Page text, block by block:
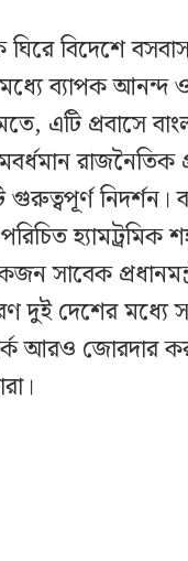
বিদেশে
ব্যাপক আনন্দ
এটি প্রবাসে
রাজনৈতিক
নিদর্শন।
হ্যামট্রমিক
সাবেক
দুই দেশের মধ্যে
আরও জোরদার